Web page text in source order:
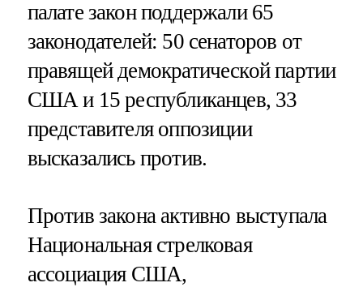
палате закон поддержали 65
законодателей: 50 сенаторов от
правящей демократической партии
США и 15 республиканцев, 33
представителя оппозиции
высказались против.
Против закона активно выступала
Национальная стрелковая
ассоциация США,